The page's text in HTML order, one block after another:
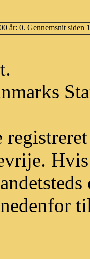
år: 0. Gennemsnit siden